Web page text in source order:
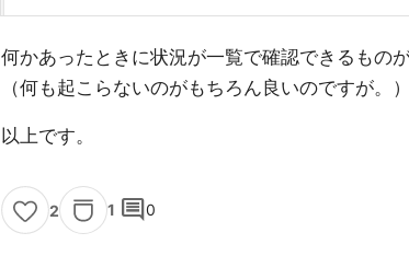
何かあったときに状況が一覧で確認できるもの
（何も起こらないのがもちろん良いのですが。）
以上です。
2 1 comment0